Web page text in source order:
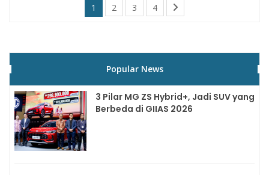
1 2 3 4
Popular News
3 Pilar MG ZS Hybrid+, Jadi SUV yang
Berbeda di GIIAS 2026